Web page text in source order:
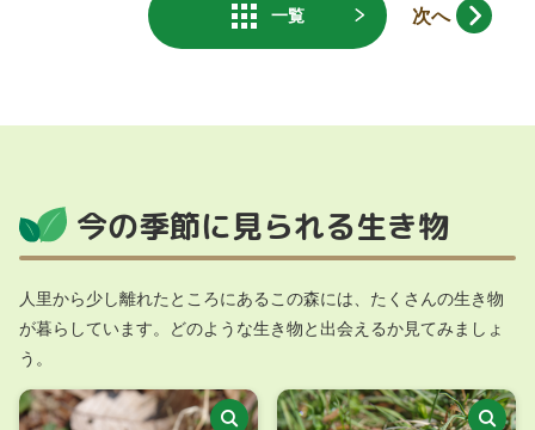
一覧 次へ
今の季節に見られる生き物
人里から少し離れたところにあるこの森には、たくさんの生き物
が暮らしています。どのような生き物と出会えるか見てみましょ
う。